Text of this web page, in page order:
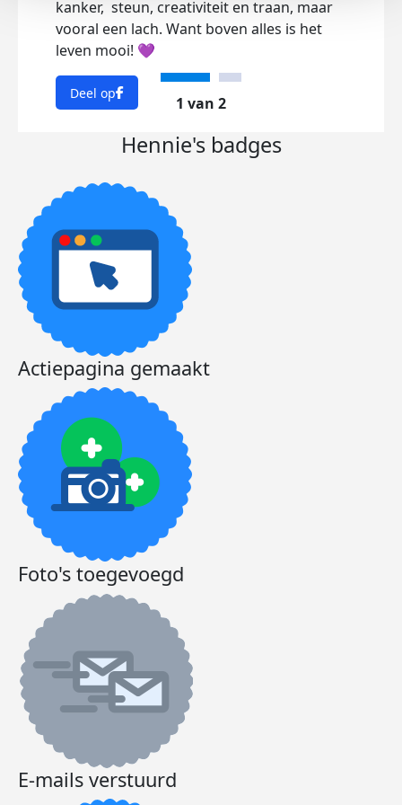
kanker, steun, creativiteit en traan, maar
vooral een lach. Want boven alles is het
leven mooi! 💜
Deel op
1 van 2
Hennie's badges
Actiepagina gemaakt
Foto's toegevoegd
E-mails verstuurd